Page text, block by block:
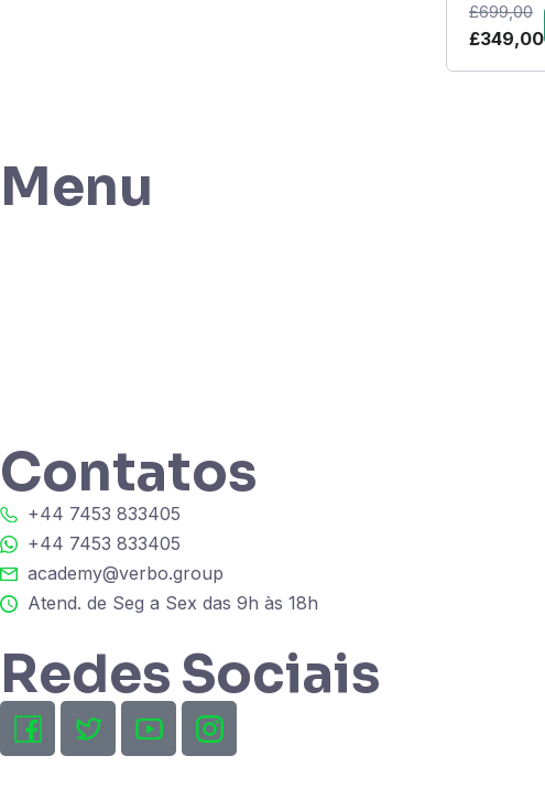
£699,00
£349,00
Menu
Contatos
+44 7453 833405
+44 7453 833405
academy@verbo.group
Atend. de Seg a Sex das 9h às 18h
Redes Sociais